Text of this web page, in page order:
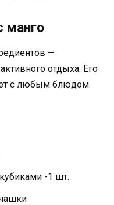
манго
—
отдыха. Его
с любым блюдом.
-1 шт.